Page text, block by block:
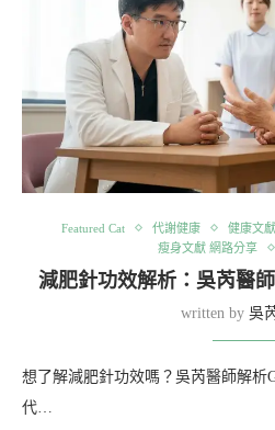
Featured Cat 代謝健康 健康文
瘦身文獻 網路分享
減肥針功效解析：吳芮醫
written by 吳
想了解減肥針功效嗎？吳芮醫師解析
代…